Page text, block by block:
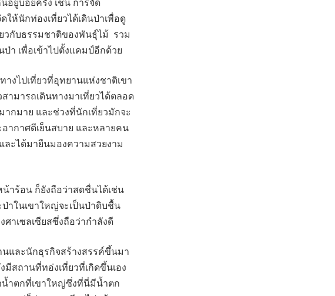
ให้นักท่องเที่ยวได้เดินป่าเพื่อดู
วกับธรรมชาติของพันธุ์ไม้ รวม
ป่า เพื่อเข้าไปตั้งแคมป์อีกด้วย
ไปเที่ยวที่อุทยานแห่งชาติเขา
ามารถเดินทางมาเที่ยวได้ตลอด
ากมาย และช่วงที่นักเที่ยวมักจะ
ากาศดีเย็นสบาย และหลายคน
ะได้มายืนมองความสวยงาม
ร้อน ก็ยังถือว่าสดชื่นได้เช่น
าในเขาใหญ่จะเป็นป่าดิบชื้น
าเซลเซียสซึ่งถือว่ากำลังดี
และนักธุรกิจสร้างสรรค์ขึ้นมา
สถานที่ทอ่งเที่ยวที่เกิดขึ้นเอง
น้ำตกที่เขาใหญ่ซึ่งที่นี่มีน้ำตก